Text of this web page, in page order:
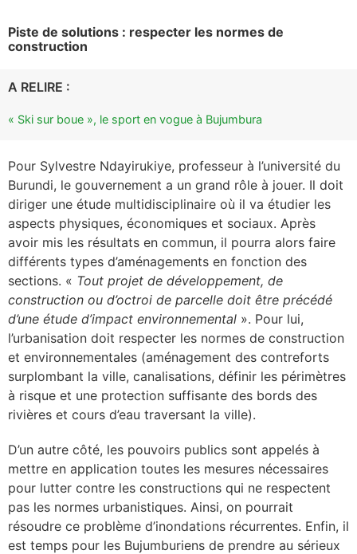
Piste de solutions : respecter les normes de
construction
A RELIRE :
« Ski sur boue », le sport en vogue à Bujumbura
Pour Sylvestre Ndayirukiye, professeur à l’université du
Burundi, le gouvernement a un grand rôle à jouer. Il doit
diriger une étude multidisciplinaire où il va étudier les
aspects physiques, économiques et sociaux. Après
avoir mis les résultats en commun, il pourra alors faire
différents types d’aménagements en fonction des
sections. « Tout projet de développement, de
construction ou d’octroi de parcelle doit être précédé
d’une étude d’impact environnemental ». Pour lui,
l’urbanisation doit respecter les normes de construction
et environnementales (aménagement des contreforts
surplombant la ville, canalisations, définir les périmètres
à risque et une protection suffisante des bords des
rivières et cours d’eau traversant la ville).
D’un autre côté, les pouvoirs publics sont appelés à
mettre en application toutes les mesures nécessaires
pour lutter contre les constructions qui ne respectent
pas les normes urbanistiques. Ainsi, on pourrait
résoudre ce problème d’inondations récurrentes. Enfin, il
est temps pour les Bujumburiens de prendre au sérieux